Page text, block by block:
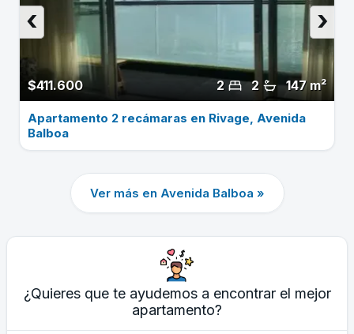
$411.600 147 m²
2
2
›
‹
Apartamento 2 recámaras en Rivage, Avenida
Balboa
Ver más en Avenida Balboa »
¿Quieres que te ayudemos a encontrar el mejor
apartamento?